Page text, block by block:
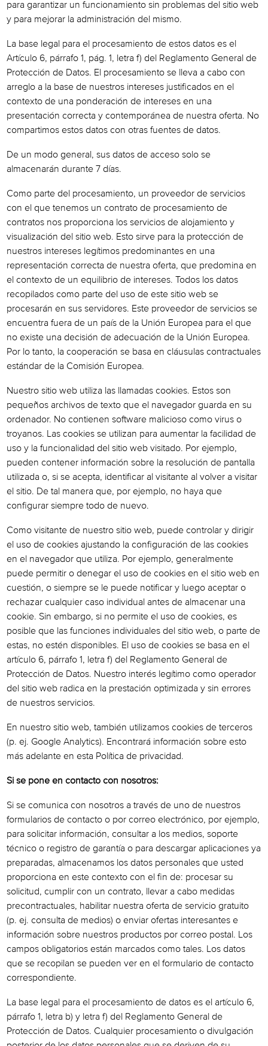
para garantizar un funcionamiento sin problemas del sitio web
y para mejorar la administración del mismo.
La base legal para el procesamiento de estos datos es el
Artículo 6, párrafo 1, pág. 1, letra f) del Reglamento General de
Protección de Datos. El procesamiento se lleva a cabo con
arreglo a la base de nuestros intereses justificados en el
contexto de una ponderación de intereses en una
presentación correcta y contemporánea de nuestra oferta. No
compartimos estos datos con otras fuentes de datos.
De un modo general, sus datos de acceso solo se
almacenarán durante 7 días.
Como parte del procesamiento, un proveedor de servicios
con el que tenemos un contrato de procesamiento de
contratos nos proporciona los servicios de alojamiento y
visualización del sitio web. Esto sirve para la protección de
nuestros intereses legítimos predominantes en una
representación correcta de nuestra oferta, que predomina en
el contexto de un equilibrio de intereses. Todos los datos
recopilados como parte del uso de este sitio web se
procesarán en sus servidores. Este proveedor de servicios se
encuentra fuera de un país de la Unión Europea para el que
no existe una decisión de adecuación de la Unión Europea.
Por lo tanto, la cooperación se basa en cláusulas contractuales
estándar de la Comisión Europea.
Nuestro sitio web utiliza las llamadas cookies. Estos son
pequeños archivos de texto que el navegador guarda en su
ordenador. No contienen software malicioso como virus o
troyanos. Las cookies se utilizan para aumentar la facilidad de
uso y la funcionalidad del sitio web visitado. Por ejemplo,
pueden contener información sobre la resolución de pantalla
utilizada o, si se acepta, identificar al visitante al volver a visitar
el sitio. De tal manera que, por ejemplo, no haya que
configurar siempre todo de nuevo.
Como visitante de nuestro sitio web, puede controlar y dirigir
el uso de cookies ajustando la configuración de las cookies
en el navegador que utiliza. Por ejemplo, generalmente
puede permitir o denegar el uso de cookies en el sitio web en
cuestión, o siempre se le puede notificar y luego aceptar o
rechazar cualquier caso individual antes de almacenar una
cookie. Sin embargo, si no permite el uso de cookies, es
posible que las funciones individuales del sitio web, o parte de
estas, no estén disponibles. El uso de cookies se basa en el
artículo 6, párrafo 1, letra f) del Reglamento General de
Protección de Datos. Nuestro interés legítimo como operador
del sitio web radica en la prestación optimizada y sin errores
de nuestros servicios.
En nuestro sitio web, también utilizamos cookies de terceros
(p. ej. Google Analytics). Encontrará información sobre esto
más adelante en esta Política de privacidad.
Si se pone en contacto con nosotros:
Si se comunica con nosotros a través de uno de nuestros
formularios de contacto o por correo electrónico, por ejemplo,
para solicitar información, consultar a los medios, soporte
técnico o registro de garantía o para descargar aplicaciones ya
preparadas, almacenamos los datos personales que usted
proporciona en este contexto con el fin de: procesar su
solicitud, cumplir con un contrato, llevar a cabo medidas
precontractuales, habilitar nuestra oferta de servicio gratuito
(p. ej. consulta de medios) o enviar ofertas interesantes e
información sobre nuestros productos por correo postal. Los
campos obligatorios están marcados como tales. Los datos
que se recopilan se pueden ver en el formulario de contacto
correspondiente.
La base legal para el procesamiento de datos es el artículo 6,
párrafo 1, letra b) y letra f) del Reglamento General de
Protección de Datos. Cualquier procesamiento o divulgación